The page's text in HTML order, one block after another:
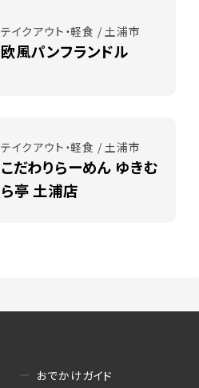
テイクアウト・軽食 / 土浦市
欧風パンフランドル
テイクアウト・軽食 / 土浦市
こだわりらーめん ゆきむ
ら亭 土浦店
おでかけガイド